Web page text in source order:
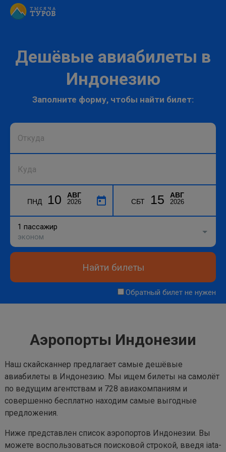
Дешёвые авиабилеты в
Индонезию
Заполните форму, чтобы найти билет:
ПНД 10 АВГ
2026 СБТ 15 АВГ
2026
1 пассажир
эконом
Найти билеты
Обратный билет не нужен
Аэропорты Индонезии
Наш скайсканнер предлагает самые дешёвые
авиабилеты в Индонезию. Мы ищем билеты на самолёт
по ведущим агентствам и 728 авиакомпаниям и
совершенно бесплатно находим самые выгодные
предложения.
Ниже представлен список аэропортов Индонезии. Вы
можете воспользоваться поисковой строкой, введя iata-